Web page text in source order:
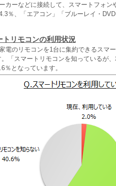
カーなどに接続して、スマートフォ
％、「エアコン」「ブルーレイ・
トリモコンの利用状況
電のリモコンを1台に集約できるスマ
「スマートリモコンを知っているが
％となっています。